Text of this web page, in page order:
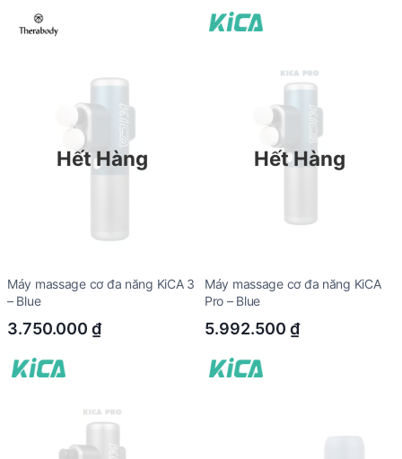
Hết Hàng
Máy massage cơ đa năng KiCA 3
– Blue
3.750.000 ₫
Hết Hàng
Máy massage cơ đa năng KiCA
Pro – Blue
5.992.500 ₫